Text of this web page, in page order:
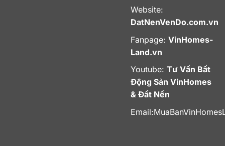
Website:
DatNenVenDo.com.vn
Fanpage: VinHomes-
Land.vn
Youtube: Tư Vấn Bất
Động Sản VinHomes
& Đất Nền
Email: